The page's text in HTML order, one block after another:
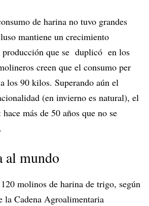
de harina no tuvo grandes
mantiene un crecimiento
producción que se duplicó en los
creen que el consumo per
los 90 kilos. Superando aún el
(en invierno es natural), el
más de 50 años que no se
al mundo
molinos de harina de trigo, según
la Cadena Agroalimentaria